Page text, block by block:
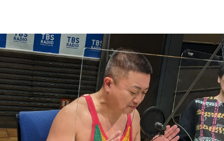
お知らせ
イベント・グッズ
YouTube
会社情報